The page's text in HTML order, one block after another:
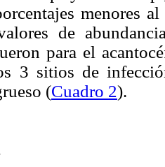
menores
de
para el
3 sitios de
(Cuadro 2).